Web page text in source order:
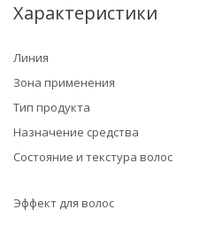
Характеристики
Линия
Зона применения
Тип продукта
Назначение средства
Состояние и текстура волос
Эффект для волос